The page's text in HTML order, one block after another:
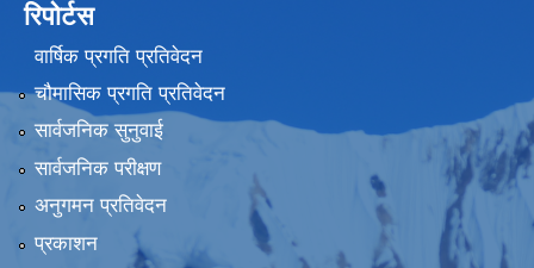
रिपोर्टस
वार्षिक प्रगति प्रतिवेदन
चौमासिक प्रगति प्रतिवेदन
सार्वजनिक सुनुवाई
सार्वजनिक परीक्षण
अनुगमन प्रतिवेदन
प्रकाशन